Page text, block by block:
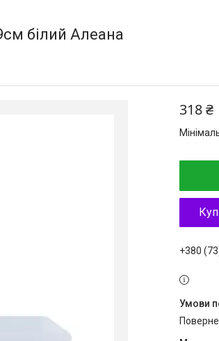
білий Алеана
318 ₴
+380